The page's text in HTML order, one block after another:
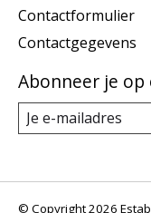
Contactformulier
Contactgegevens
Abonneer je
© Copyright 2026